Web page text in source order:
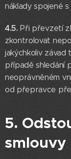
náklady spojené
4.5.Při převzetí
zkontrolovat
jakýchkoliv
případě shledání
neoprávněném
od přepravce
5.
smlouvy